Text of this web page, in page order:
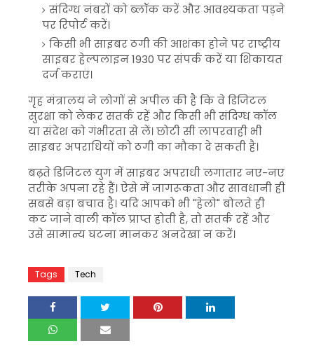
संदिग्ध नंबरों को ब्लॉक करें और आवश्यकता पड़ने
पर रिपोर्ट करें।
किसी भी साइबर ठगी की आशंका होने पर राष्ट्रीय
साइबर हेल्पलाइन 1930 पर संपर्क करें या शिकायत
दर्ज कराएं।
गृह मंत्रालय ने लोगों से अपील की है कि वे डिजिटल
सुरक्षा को लेकर सतर्क रहें और किसी भी संदिग्ध कॉल
या संदेश को गंभीरता से लें। छोटी सी लापरवाही भी
साइबर अपराधियों को ठगी का मौका दे सकती है।
बढ़ते डिजिटल युग में साइबर अपराधी लगातार नए-नए
तरीके अपना रहे हैं। ऐसे में जागरूकता और सावधानी ही
सबसे बड़ा बचाव है। यदि आपको भी "हेलो" बोलते ही
कट जाने वाली कॉल प्राप्त होती है, तो सतर्क रहें और
उसे सामान्य घटना मानकर अनदेखा न करें।
Tags Tech